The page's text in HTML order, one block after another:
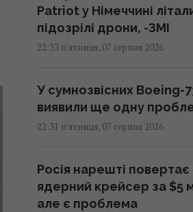
Patriot у Німеччині
підозрілі дрони, -ЗМІ
22:33 п'ятниця, 07 серпня 2026
У сумнозвісних Boeing-
виявили ще одну
22:31 п'ятниця, 07 серпня 2026
Росія нарешті повертає
ядерний крейсер за $5
але є проблема